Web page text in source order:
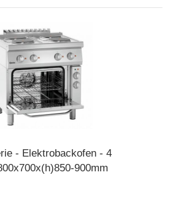
- Elektrobackofen - 4
900mm